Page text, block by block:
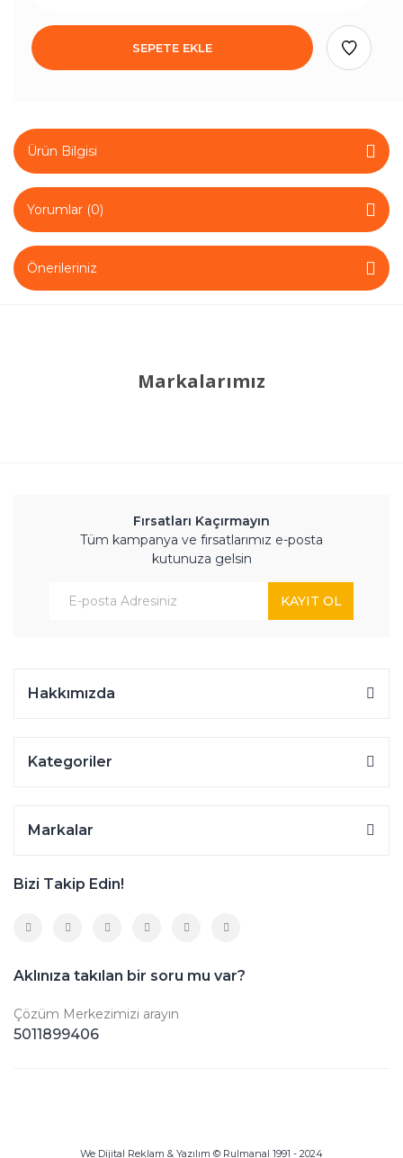
SEPETE EKLE
Ürün Bilgisi
Yorumlar (0)
Önerileriniz
Markalarımız
Fırsatları Kaçırmayın
Tüm kampanya ve fırsatlarımız e-posta
kutunuza gelsin
KAYIT OL
Hakkımızda
Kategoriler
Markalar
Bizi Takip Edin!
Aklınıza takılan bir soru mu var?
Çözüm Merkezimizi arayın
5011899406
We Dijital Reklam & Yazılım © Rulmanal 1991 - 2024